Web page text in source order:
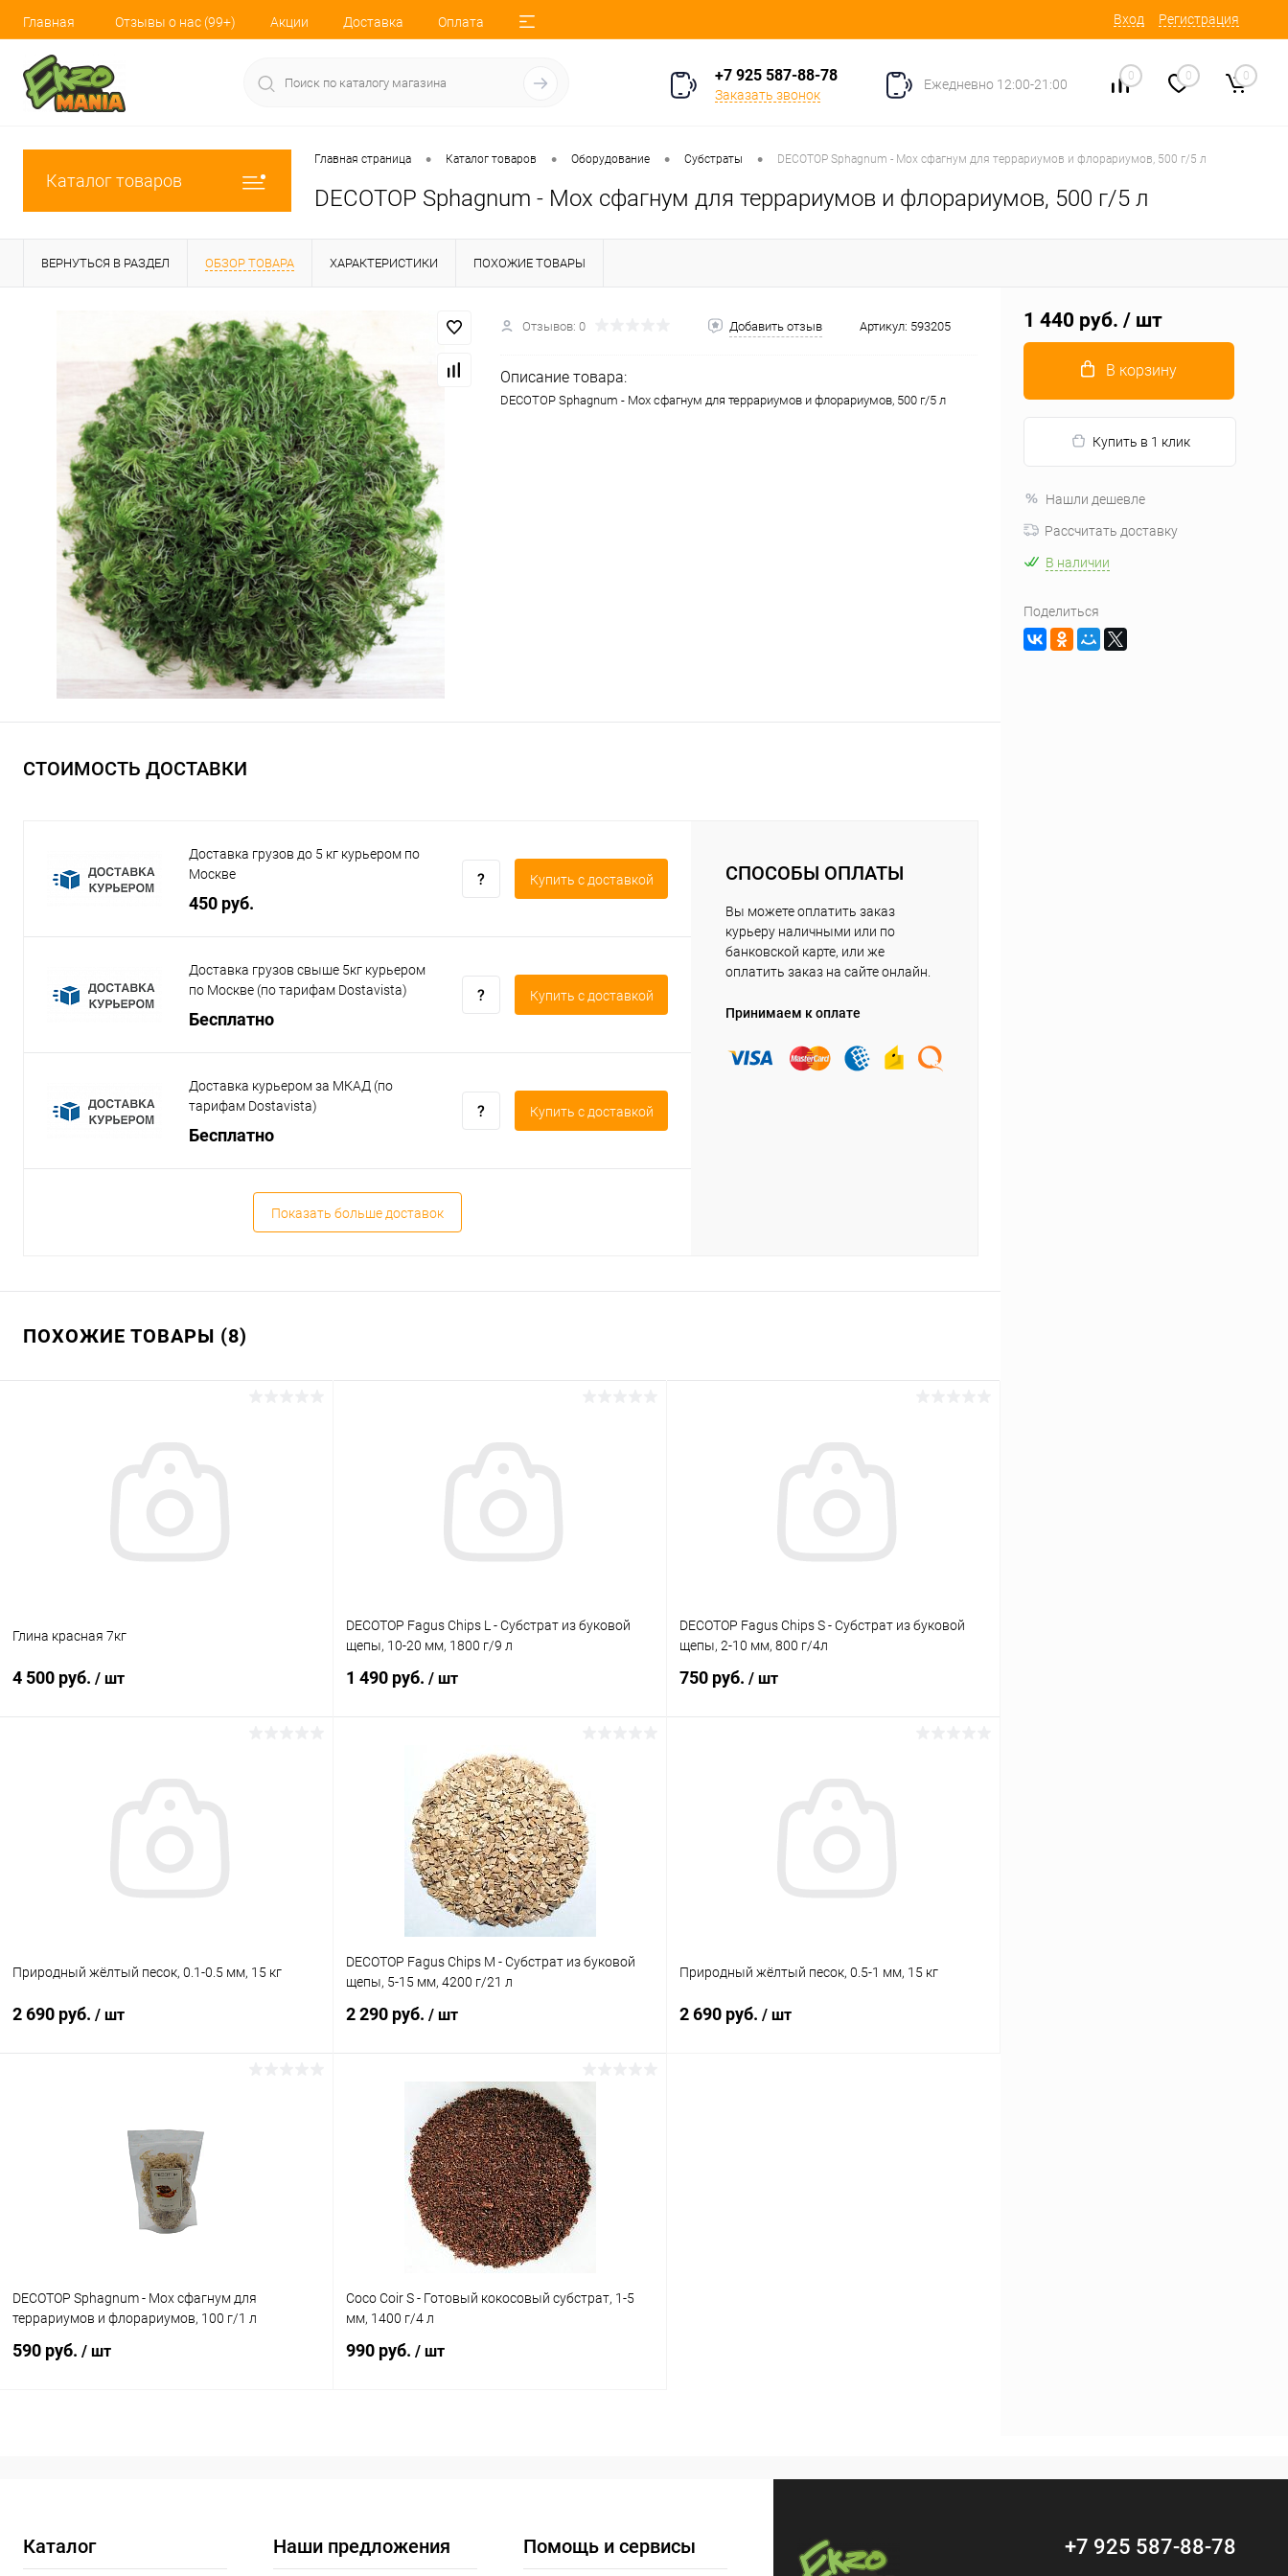
Главная Отзывы о нас (99+) Акции Доставка Оплата Вход Регистрация
+7 925 587-88-78
Заказать звонок
Ежедневно 12:00-21:00
0 0 0
Каталог товаров
Главная страница • Каталог товаров • Оборудование • Субстраты • DECOTOP Sphagnum - Мох сфагнум для террариумов и флорариумов, 500 г/5 л
DECOTOP Sphagnum - Мох сфагнум для террариумов и флорариумов, 500 г/5 л
ВЕРНУТЬСЯ В РАЗДЕЛ ОБЗОР ТОВАРА ХАРАКТЕРИСТИКИ ПОХОЖИЕ ТОВАРЫ
Отзывов: 0 Добавить отзыв Артикул: 593205
Описание товара:
DECOTOP Sphagnum - Мох сфагнум для террариумов и флорариумов, 500 г/5 л
СТОИМОСТЬ ДОСТАВКИ
Доставка грузов до 5 кг курьером по
Москве
450 руб.
Купить c доставкой
Доставка грузов свыше 5кг курьером
по Москве (по тарифам Dostavista)
Бесплатно
Купить c доставкой
Доставка курьером за МКАД (по
тарифам Dostavista)
Бесплатно
Купить c доставкой
Показать больше доставок
СПОСОБЫ ОПЛАТЫ
Вы можете оплатить заказ
курьеру наличными или по
банковской карте, или же
оплатить заказ на сайте онлайн.
Принимаем к оплате
ПОХОЖИЕ ТОВАРЫ (8)
Глина красная 7кг
4 500 руб. / шт
DECOTOP Fagus Chips L - Субстрат из буковой
щепы, 10-20 мм, 1800 г/9 л
1 490 руб. / шт
В корзину
Купить в 1 клик Сравнение
В избранное В наличии
DECOTOP Fagus Chips S - Субстрат из буковой
щепы, 2-10 мм, 800 г/4л
750 руб. / шт
Природный жёлтый песок, 0.1-0.5 мм, 15 кг
2 690 руб. / шт
DECOTOP Fagus Chips M - Субстрат из буковой
щепы, 5-15 мм, 4200 г/21 л
2 290 руб. / шт
В корзину
Купить в 1 клик Сравнение
В избранное Под заказ
Природный жёлтый песок, 0.5-1 мм, 15 кг
2 690 руб. / шт
DECOTOP Sphagnum - Мох сфагнум для
террариумов и флорариумов, 100 г/1 л
590 руб. / шт
Coco Coir S - Готовый кокосовый субстрат, 1-5
мм, 1400 г/4 л
990 руб. / шт
1 440 руб. / шт
В корзину
Купить в 1 клик
Нашли дешевле
Рассчитать доставку
В наличии
Поделиться
Каталог Наши предложения Помощь и сервисы +7 925 587-88-78